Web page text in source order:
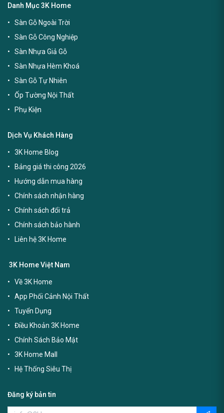
Danh Mục 3K Home
Sàn Gỗ Ngoài Trời
Sàn Gỗ Công Nghiệp
Sàn Nhựa Giả Gỗ
Sàn Nhựa Hèm Khoá
Sàn Gỗ Tự Nhiên
Ốp Tường Nội Thất
Phụ Kiện
Dịch Vụ Khách Hàng
3K Home Blog
Bảng giá thi công 2026
Hướng dẫn mua hàng
Chính sách nhận hàng
Chính sách đổi trả
Chính sách bảo hành
Liên hệ 3K Home
3K Home Việt Nam
Về 3K Home
App Phối Cảnh Nội Thất
Tuyển Dụng
Điều Khoản 3K Home
Chính Sách Bảo Mật
3K Home Mall
Hệ Thống Siêu Thị
Đăng ký bản tin